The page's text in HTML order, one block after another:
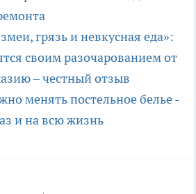
грязь и невкусная еда»:
своим разочарованием от
– честный отзыв
менять постельное белье -
и на всю жизнь